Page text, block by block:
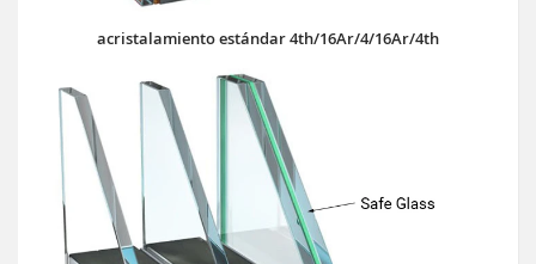
acristalamiento estándar 4th/16Ar/4/16Ar/4th